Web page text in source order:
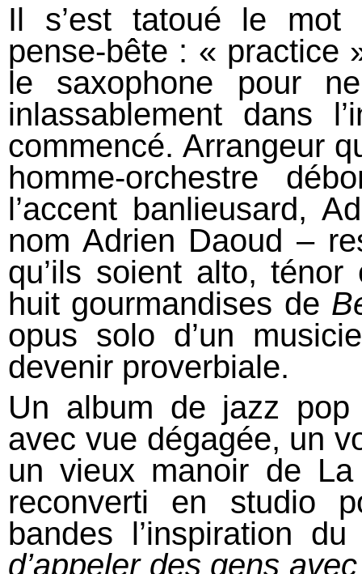
Il s’est tatoué le mot
pense-bête : « practice
le saxophone pour
inlassablement dans
commencé. Arrangeur
homme-orchestre
l’accent banlieusard,
nom Adrien Daoud –
qu’ils soient alto,
huit gourmandises de
opus solo d’un
devenir proverbiale.
Un album de jazz pop
avec vue dégagée, un
un vieux manoir de La
reconverti en studio
bandes l’inspiration
d’appeler des gens